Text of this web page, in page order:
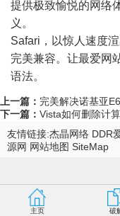
提供极致愉悦的网络
义。
Safari，以惊人速度
完美兼容。让最爱网
语法。
上一篇： 完美解决诺基亚
下一篇： Vista如何删除计
友情链接:杰晶网络 DDR
源网 网站地图 SiteMap
主页 破